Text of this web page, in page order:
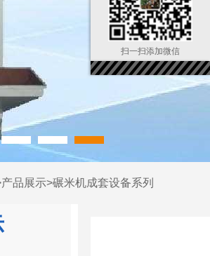
产品展示>碾米机成套设备系列
扫一扫添加微信